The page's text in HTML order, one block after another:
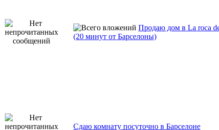
Продаю дом в La roca
(20 минут от Барселоны)
Сдаю комнату посуточно в Барселоне